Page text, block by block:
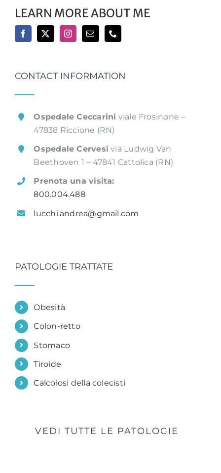
LEARN MORE ABOUT ME
CONTACT INFORMATION
Ospedale Ceccarini viale Frosinone –
47838 Riccione (RN)
Ospedale Cervesi via Ludwig Van
Beethoven 1 – 47841 Cattolica (RN)
Prenota una visita:
800.004.488
lucchi.andrea@gmail.com
PATOLOGIE TRATTATE
Obesità
Colon-retto
Stomaco
Tiroide
Calcolosi della colecisti
VEDI TUTTE LE PATOLOGIE